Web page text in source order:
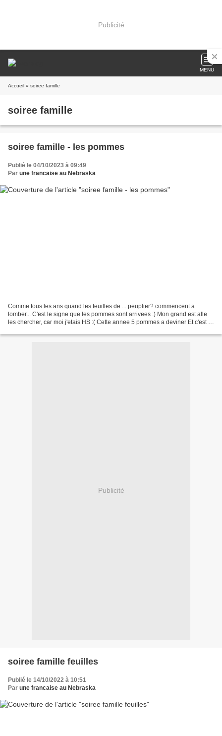
Publicité
MENU
Accueil » soiree famille
soiree famille
soiree famille - les pommes
Publié le 04/10/2023 à 09:49
Par une francaise au Nebraska
Comme tous les ans quand les feuilles de ... peuplier? commencent a
tomber... C'est le signe que les pommes sont arrivees :) Mon grand est alle
les chercher, car moi j'etais HS :( Cette annee 5 pommes a deviner Et c'est la
Publicité
soiree famille feuilles
Publié le 14/10/2022 à 10:51
Par une francaise au Nebraska